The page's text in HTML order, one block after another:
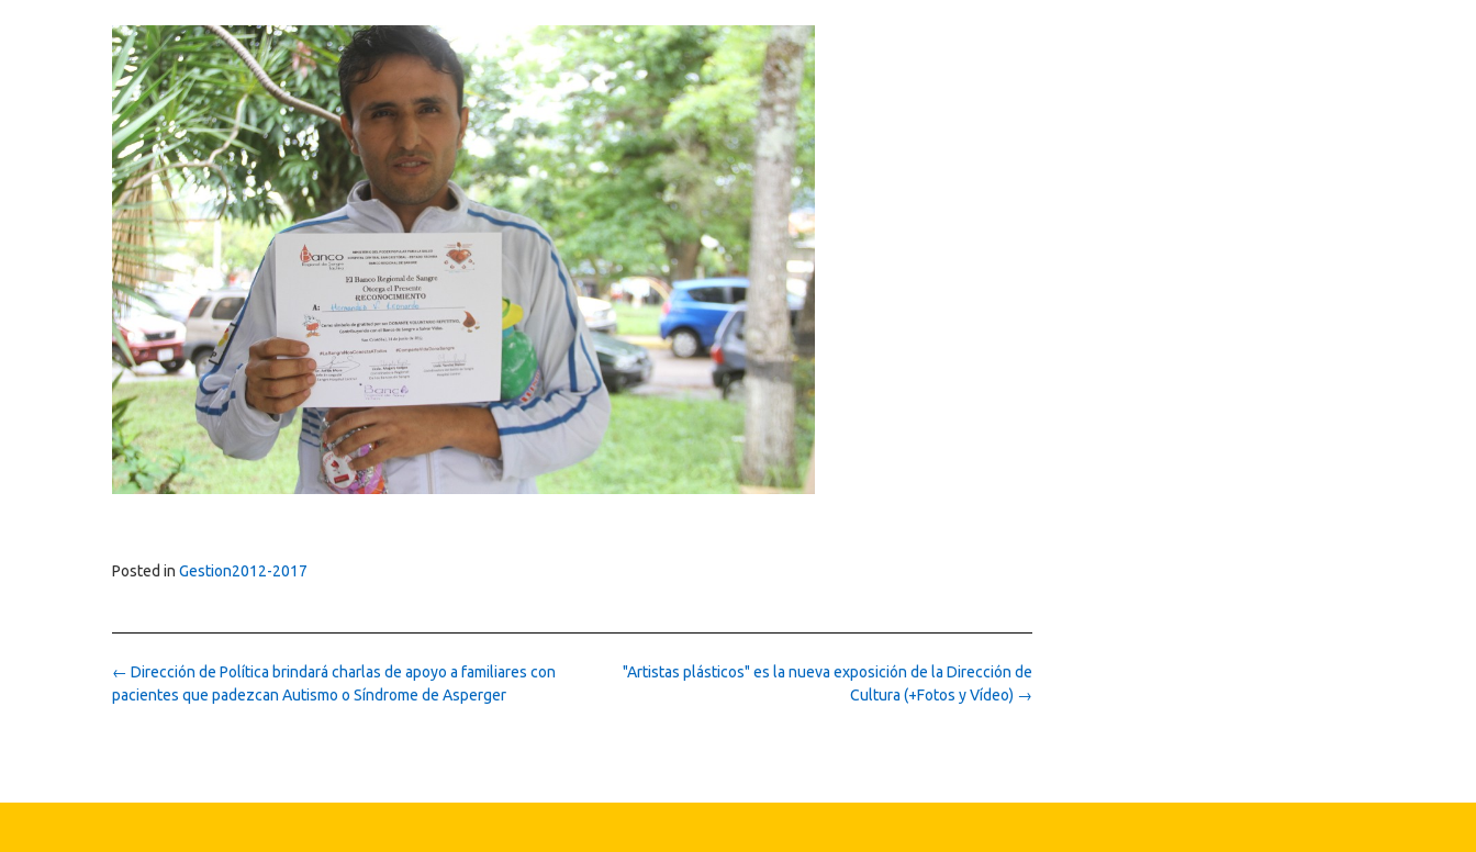
Posted in Gestion2012-2017
Post
navigation
"Artistas plásticos" es la nueva exposición de la Dirección de
Cultura (+Fotos y Vídeo) →
← Dirección de Política brindará charlas de apoyo a familiares con
pacientes que padezcan Autismo o Síndrome de Asperger